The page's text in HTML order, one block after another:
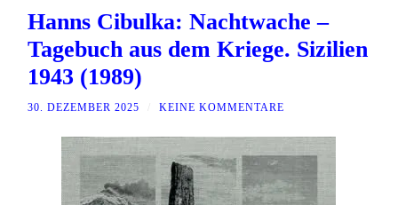
Hanns Cibulka: Nachtwache –
Tagebuch aus dem Kriege. Sizilien
1943 (1989)
30. DEZEMBER 2025 KEINE KOMMENTARE